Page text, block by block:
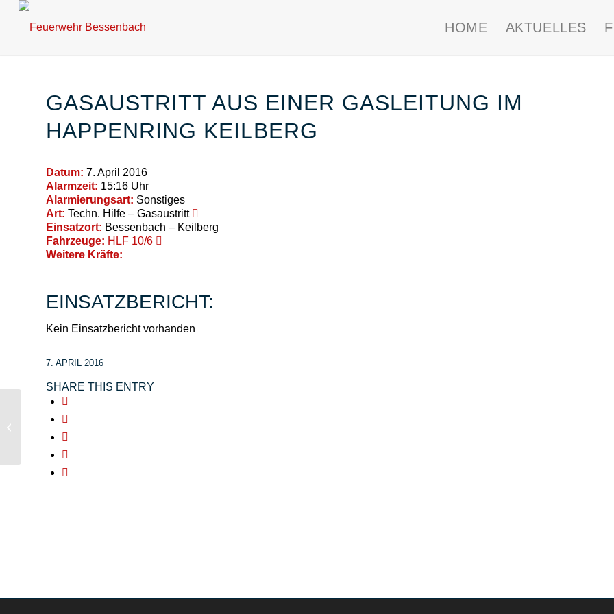
HOME AKTUELLES
GASAUSTRITT AUS EINER GASLEITUNG IM
HAPPENRING KEILBERG
Datum: 7. April 2016
Alarmzeit: 15:16 Uhr
Alarmierungsart: Sonstiges
Art: Techn. Hilfe – Gasaustritt
Einsatzort: Bessenbach – Keilberg
Fahrzeuge: HLF 10/6
Weitere Kräfte:
EINSATZBERICHT:
Kein Einsatzbericht vorhanden
7. APRIL 2016
SHARE THIS ENTRY
Baustelle OD Keilberg